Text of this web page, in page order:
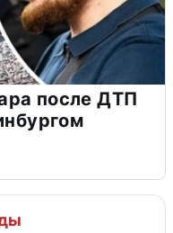
после ДТП